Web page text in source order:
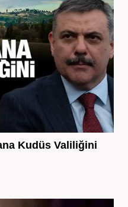
Kudüs Valiliğini